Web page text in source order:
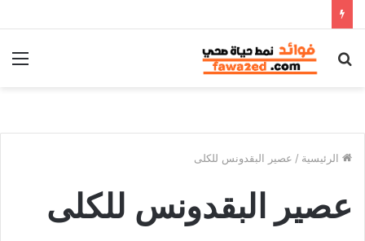
بحث
الرئيسية / عصير البقدونس للكلى
عصير البقدونس للكلى